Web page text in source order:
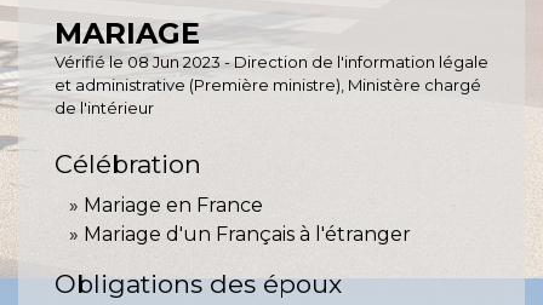
MARIAGE
Vérifié le 08 Jun 2023 - Direction de l'information légale
et administrative (Première ministre), Ministère chargé
de l'intérieur
Célébration
Mariage en France
Mariage d'un Français à l'étranger
Obligations des époux